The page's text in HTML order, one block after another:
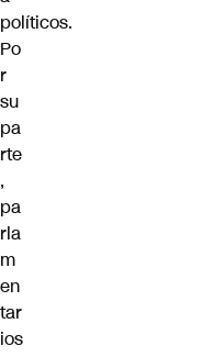
políticos.
Po
r
su
pa
rte
,
pa
rla
m
en
tar
ios